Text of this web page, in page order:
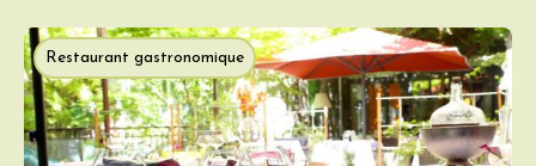
Restaurant gastronomique